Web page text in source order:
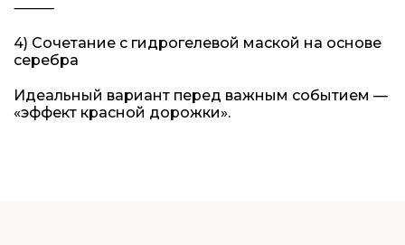
⸻
4) Сочетание с гидрогелевой маской на основе
серебра
Идеальный вариант перед важным событием —
«эффект красной дорожки».